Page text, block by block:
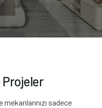
Projeler
sadece